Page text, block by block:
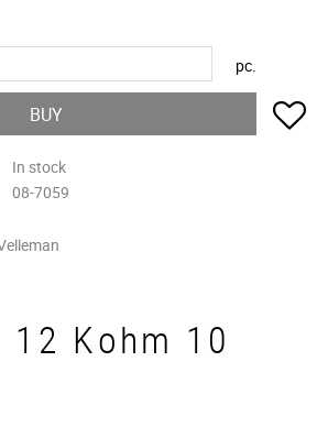
pc.
BUY
In stock
08-7059
Kohm 10